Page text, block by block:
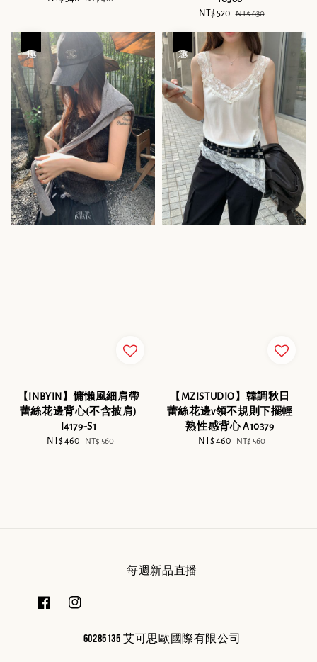
Sale
NT$ 520 Regular
NT$ 630
【INBYIN】慵懶風細肩帶
蕾絲花邊背心(不含披肩)
I4179-S1
Sale
NT$ 460 Regular
NT$ 560
【MZISTUDIO】韓調秋日
蕾絲花邊v領不規則下擺輕
熟性感背心 A10379
Sale
NT$ 460 Regular
NT$ 560
每週新品直播
60285135 艾可思歐國際有限公司